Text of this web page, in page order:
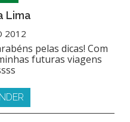
Lima
2012
pelas dicas! Com
futuras viagens